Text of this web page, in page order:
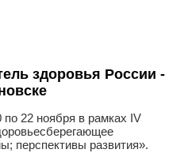
здоровья России -
по 22 ноября в рамках IV
перспективы развития».